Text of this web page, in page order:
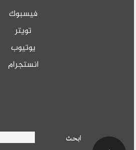
فيسبوك
تويتر
يوتيوب
انستجرام
ابحث
Search form